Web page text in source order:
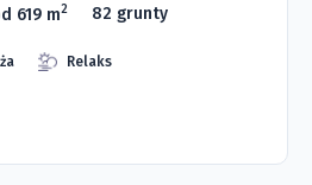
619 m2 82 grunty
Relaks